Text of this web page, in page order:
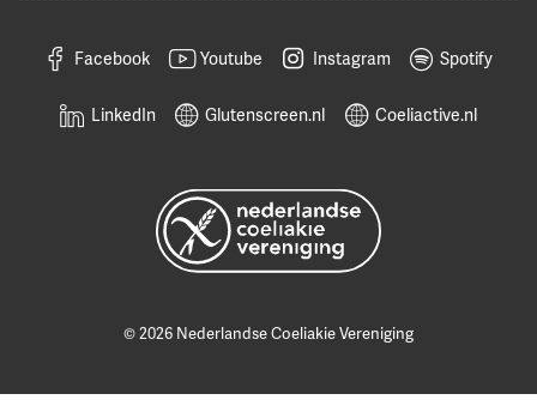
Facebook Youtube Instagram Spotify
LinkedIn Glutenscreen.nl Coeliactive.nl
© 2026 Nederlandse Coeliakie Vereniging